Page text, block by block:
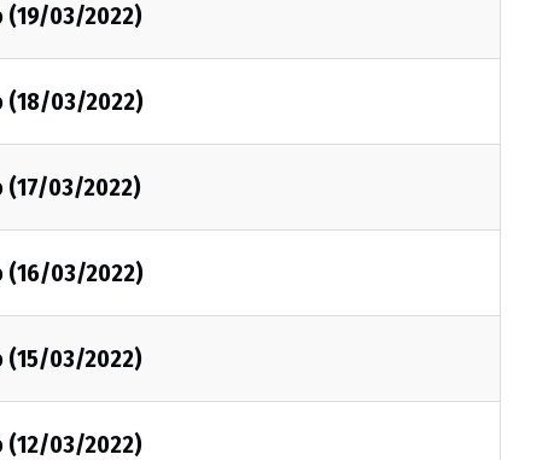
(19/03/2022)
(18/03/2022)
(17/03/2022)
(16/03/2022)
(15/03/2022)
(12/03/2022)